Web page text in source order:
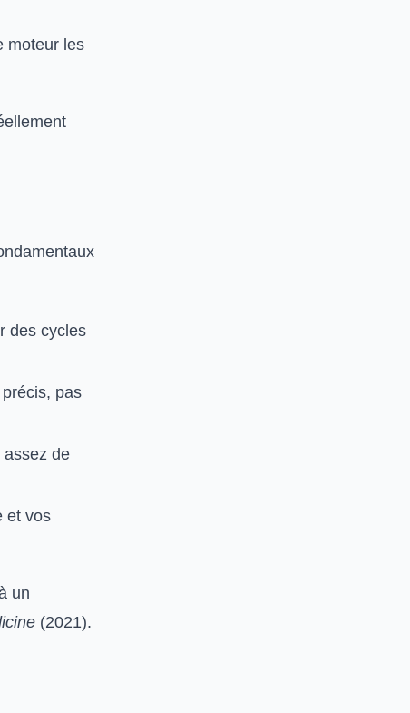
moteur les
des cycles
pas
de
et vos
un
(2021).